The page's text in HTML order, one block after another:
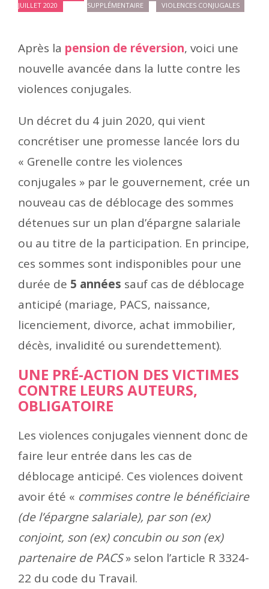
JUILLET 2020
SUPPLÉMENTAIRE
VIOLENCES CONJUGALES
Après la pension de réversion, voici une
nouvelle avancée dans la lutte contre les
violences conjugales.
Un décret du 4 juin 2020, qui vient
concrétiser une promesse lancée lors du
« Grenelle contre les violences
conjugales » par le gouvernement, crée un
nouveau cas de déblocage des sommes
détenues sur un plan d’épargne salariale
ou au titre de la participation. En principe,
ces sommes sont indisponibles pour une
durée de 5 années sauf cas de déblocage
anticipé (mariage, PACS, naissance,
licenciement, divorce, achat immobilier,
décès, invalidité ou surendettement).
UNE PRÉ-ACTION DES VICTIMES
CONTRE LEURS AUTEURS,
OBLIGATOIRE
Les violences conjugales viennent donc de
faire leur entrée dans les cas de
déblocage anticipé. Ces violences doivent
avoir été « commises contre le bénéficiaire
(de l’épargne salariale), par son (ex)
conjoint, son (ex) concubin ou son (ex)
partenaire de PACS» selon l’article R 3324-
22 du code du Travail.